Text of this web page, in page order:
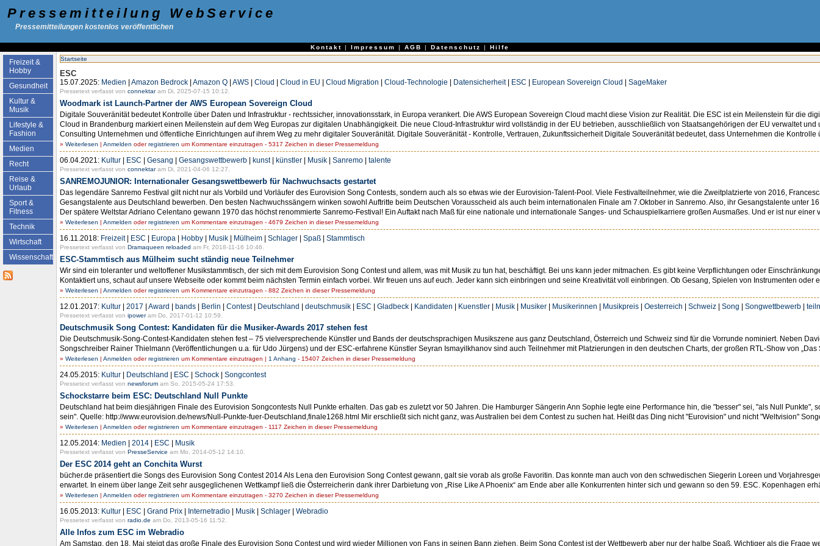
Pressemitteilung WebService
Pressemitteilungen kostenlos veröffentlichen
Kontakt | Impressum | AGB | Datenschutz | Hilfe
Freizeit &
Hobby
Gesundheit
Kultur &
Musik
Lifestyle &
Fashion
Medien
Recht
Reise &
Urlaub
Sport &
Fitness
Technik
Wirtschaft
Wissenschaft
Startseite
ESC
15.07.2025: Medien | Amazon Bedrock | Amazon Q | AWS | Cloud | Cloud in EU | Cloud Migration | Cloud-Technologie | Datensicherheit| ESC | European Sovereign Cloud | SageMaker
Pressetext verfasst von connektaram Di, 2025-07-15 10:12.
Woodmark ist Launch-Partner der AWS European Sovereign Cloud
Digitale Souveränität bedeutet Kontrolle über Daten und Infrastruktur - rechtssicher, innovationsstark, in Europa verankert. Die AWS European Sovereign Cloud macht diese Vision zur Realität. Die ESC ist ein Meilenstein für die
Cloud in Brandenburg markiert einen Meilenstein auf dem Weg Europas zur digitalen Unabhängigkeit. Die neue Cloud-Infrastruktur wird vollständig in der EU betrieben, ausschließlich von Staatsangehörigen der EU verwaltet
Consulting Unternehmen und öffentliche Einrichtungen auf ihrem Weg zu mehr digitaler Souveränität. Digitale Souveränität - Kontrolle, Vertrauen, Zukunftssicherheit Digitale Souveränität bedeutet, dass Unternehmen die Kontrolle
» Weiterlesen | Anmelden oderregistrieren um Kommentare einzutragen - 5317 Zeichen in dieser Pressemeldung
06.04.2021: Kultur | ESC | Gesang | Gesangswettbewerb | kunst| künstler | Musik | Sanremo | talente
Pressetext verfasst von connektaram Di, 2021-04-06 12:27.
SANREMOJUNIOR: Internationaler Gesangswettbewerb für Nachwuchsacts gestartet
Das legendäre Sanremo Festival gilt nicht nur als Vorbild und Vorläufer des Eurovision Song Contests, sondern auch als so etwas wie der Eurovision-Talent-Pool. Viele Festivalteilnehmer, wie die Zweitplatzierte von 2016,
Gesangstalente aus Deutschland bewerben. Den besten Nachwuchssängern winken sowohl Auftritte beim Deutschen Vorausscheid als auch beim internationalen Finale am 7.Oktober in Sanremo. Also, ihr Gesangstalente unter
Der spätere Weltstar Adriano Celentano gewann 1970 das höchst renommierte Sanremo-Festival! Ein Auftakt nach Maß für eine nationale und internationale Sanges- und Schauspielkarriere großen Ausmaßes. Und er ist nur
» Weiterlesen | Anmelden oderregistrieren um Kommentare einzutragen - 4679 Zeichen in dieser Pressemeldung
16.11.2018: Freizeit| ESC | Europa | Hobby | Musik | Mülheim | Schlager | Spaß | Stammtisch
Pressetext verfasst von Dramaqueen reloaded am Fr, 2018-11-16 10:46.
ESC-Stammtisch aus Mülheim sucht ständig neue Teilnehmer
Wir sind ein toleranter und weltoffener Musikstammtisch, der sich mit dem Eurovision Song Contest und allem, was mit Musik zu tun hat, beschäftigt. Bei uns kann jeder mitmachen. Es gibt keine Verpflichtungen oder
Kontaktiert uns, schaut auf unsere Webseite oder kommt beim nächsten Termin einfach vorbei. Wir freuen uns auf euch. Jeder kann sich einbringen und seine Kreativität voll einbringen. Ob Gesang, Spielen von Instrumenten
» Weiterlesen | Anmelden oderregistrieren um Kommentare einzutragen - 882 Zeichen in dieser Pressemeldung
12.01.2017: Kultur | 2017 | Award | bands | Berlin | Contest| Deutschland | deutschmusik | ESC | Gladbeck | Kandidaten | Kuenstler | Musik | Musiker | Musikerinnen | Musikpreis | Oesterreich | Schweiz | Song | Songwettbewerb |
Pressetext verfasst von ipoweram Do, 2017-01-12 10:59.
Deutschmusik Song Contest: Kandidaten für die Musiker-Awards 2017 stehen fest
Die Deutschmusik-Song-Contest-Kandidaten stehen fest – 75 vielversprechende Künstler und Bands der deutschsprachigen Musikszene aus ganz Deutschland, Österreich und Schweiz sind für die Vorrunde nominiert. Neben
Songschreiber Rainer Thielmann (Veröffentlichungen u.a. für Udo Jürgens) und der ESC-erfahrene Künstler Seyran Ismayilkhanov sind auch Teilnehmer mit Platzierungen in den deutschen Charts, der großen RTL-Show von „Das
» Weiterlesen | Anmelden oderregistrieren um Kommentare einzutragen | 1 Anhang - 15407 Zeichen in dieser Pressemeldung
24.05.2015: Kultur | Deutschland | ESC | Schock | Songcontest
Pressetext verfasst von newsforum am So, 2015-05-24 17:53.
Schockstarre beim ESC: Deutschland Null Punkte
Deutschland hat beim diesjährigen Finale des Eurovision Songcontests Null Punkte erhalten. Das gab es zuletzt vor 50 Jahren. Die Hamburger Sängerin Ann Sophie legte eine Performance hin, die "besser" sei, "als Null
sein". Quelle: http://www.eurovision.de/news/Null-Punkte-fuer-Deutschland,finale1268.html Mir erschließt sich nicht ganz, was Australien bei dem Contest zu suchen hat. Heißt das Ding nicht "Eurovision" und nicht "Weltvision"
» Weiterlesen | Anmelden oderregistrieren um Kommentare einzutragen - 1117 Zeichen in dieser Pressemeldung
12.05.2014: Medien | 2014 | ESC | Musik
Pressetext verfasst von PresseService am Mo, 2014-05-12 14:10.
Der ESC 2014 geht an Conchita Wurst
bücher.de präsentiert die Songs des Eurovision Song Contest 2014 Als Lena den Eurovision Song Contest gewann, galt sie vorab als große Favoritin. Das konnte man auch von den schwedischen Siegerin Loreen und
erwartet. In einem über lange Zeit sehr ausgeglichenen Wettkampf ließ die Österreicherin dank ihrer Darbietung von „Rise Like A Phoenix“ am Ende aber alle Konkurrenten hinter sich und gewann so den 59. ESC. Kopenhagen
» Weiterlesen | Anmelden oderregistrieren um Kommentare einzutragen - 3270 Zeichen in dieser Pressemeldung
16.05.2013: Kultur | ESC | Grand Prix | Internetradio | Musik | Schlager | Webradio
Pressetext verfasst von radio.de am Do, 2013-05-16 11:52.
Alle Infos zum ESC im Webradio
Am Samstag, den 18. Mai steigt das große Finale des Eurovision Song Contest und wird wieder Millionen von Fans in seinen Bann ziehen. Beim Song Contest ist der Wettbewerb aber nur der halbe Spaß. Wichtiger als die Frage